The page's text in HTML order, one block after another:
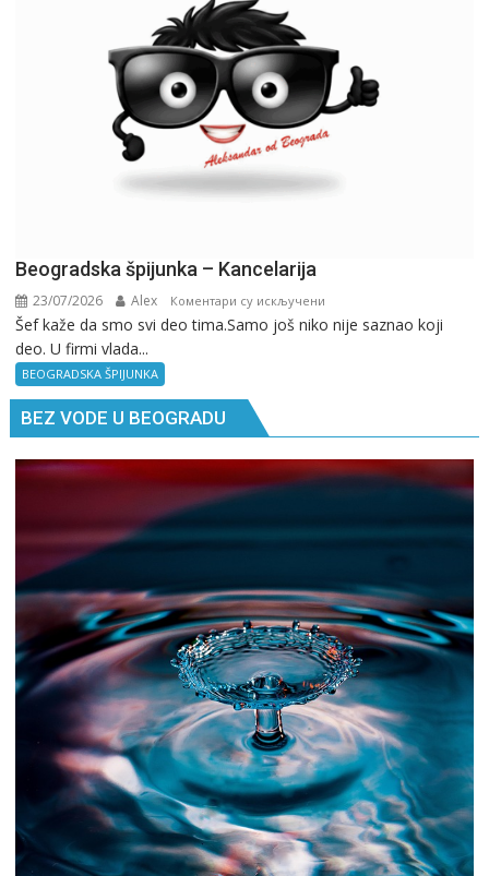
Beogradska špijunka – Kancelarija
23/07/2026 Alex Коментари су искључени
Beogradska
Šef kaže da smo svi deo tima.Samo još niko nije saznao koji
deo. U firmi vlada...
BEOGRADSKA ŠPIJUNKA
BEZ VODE U BEOGRADU